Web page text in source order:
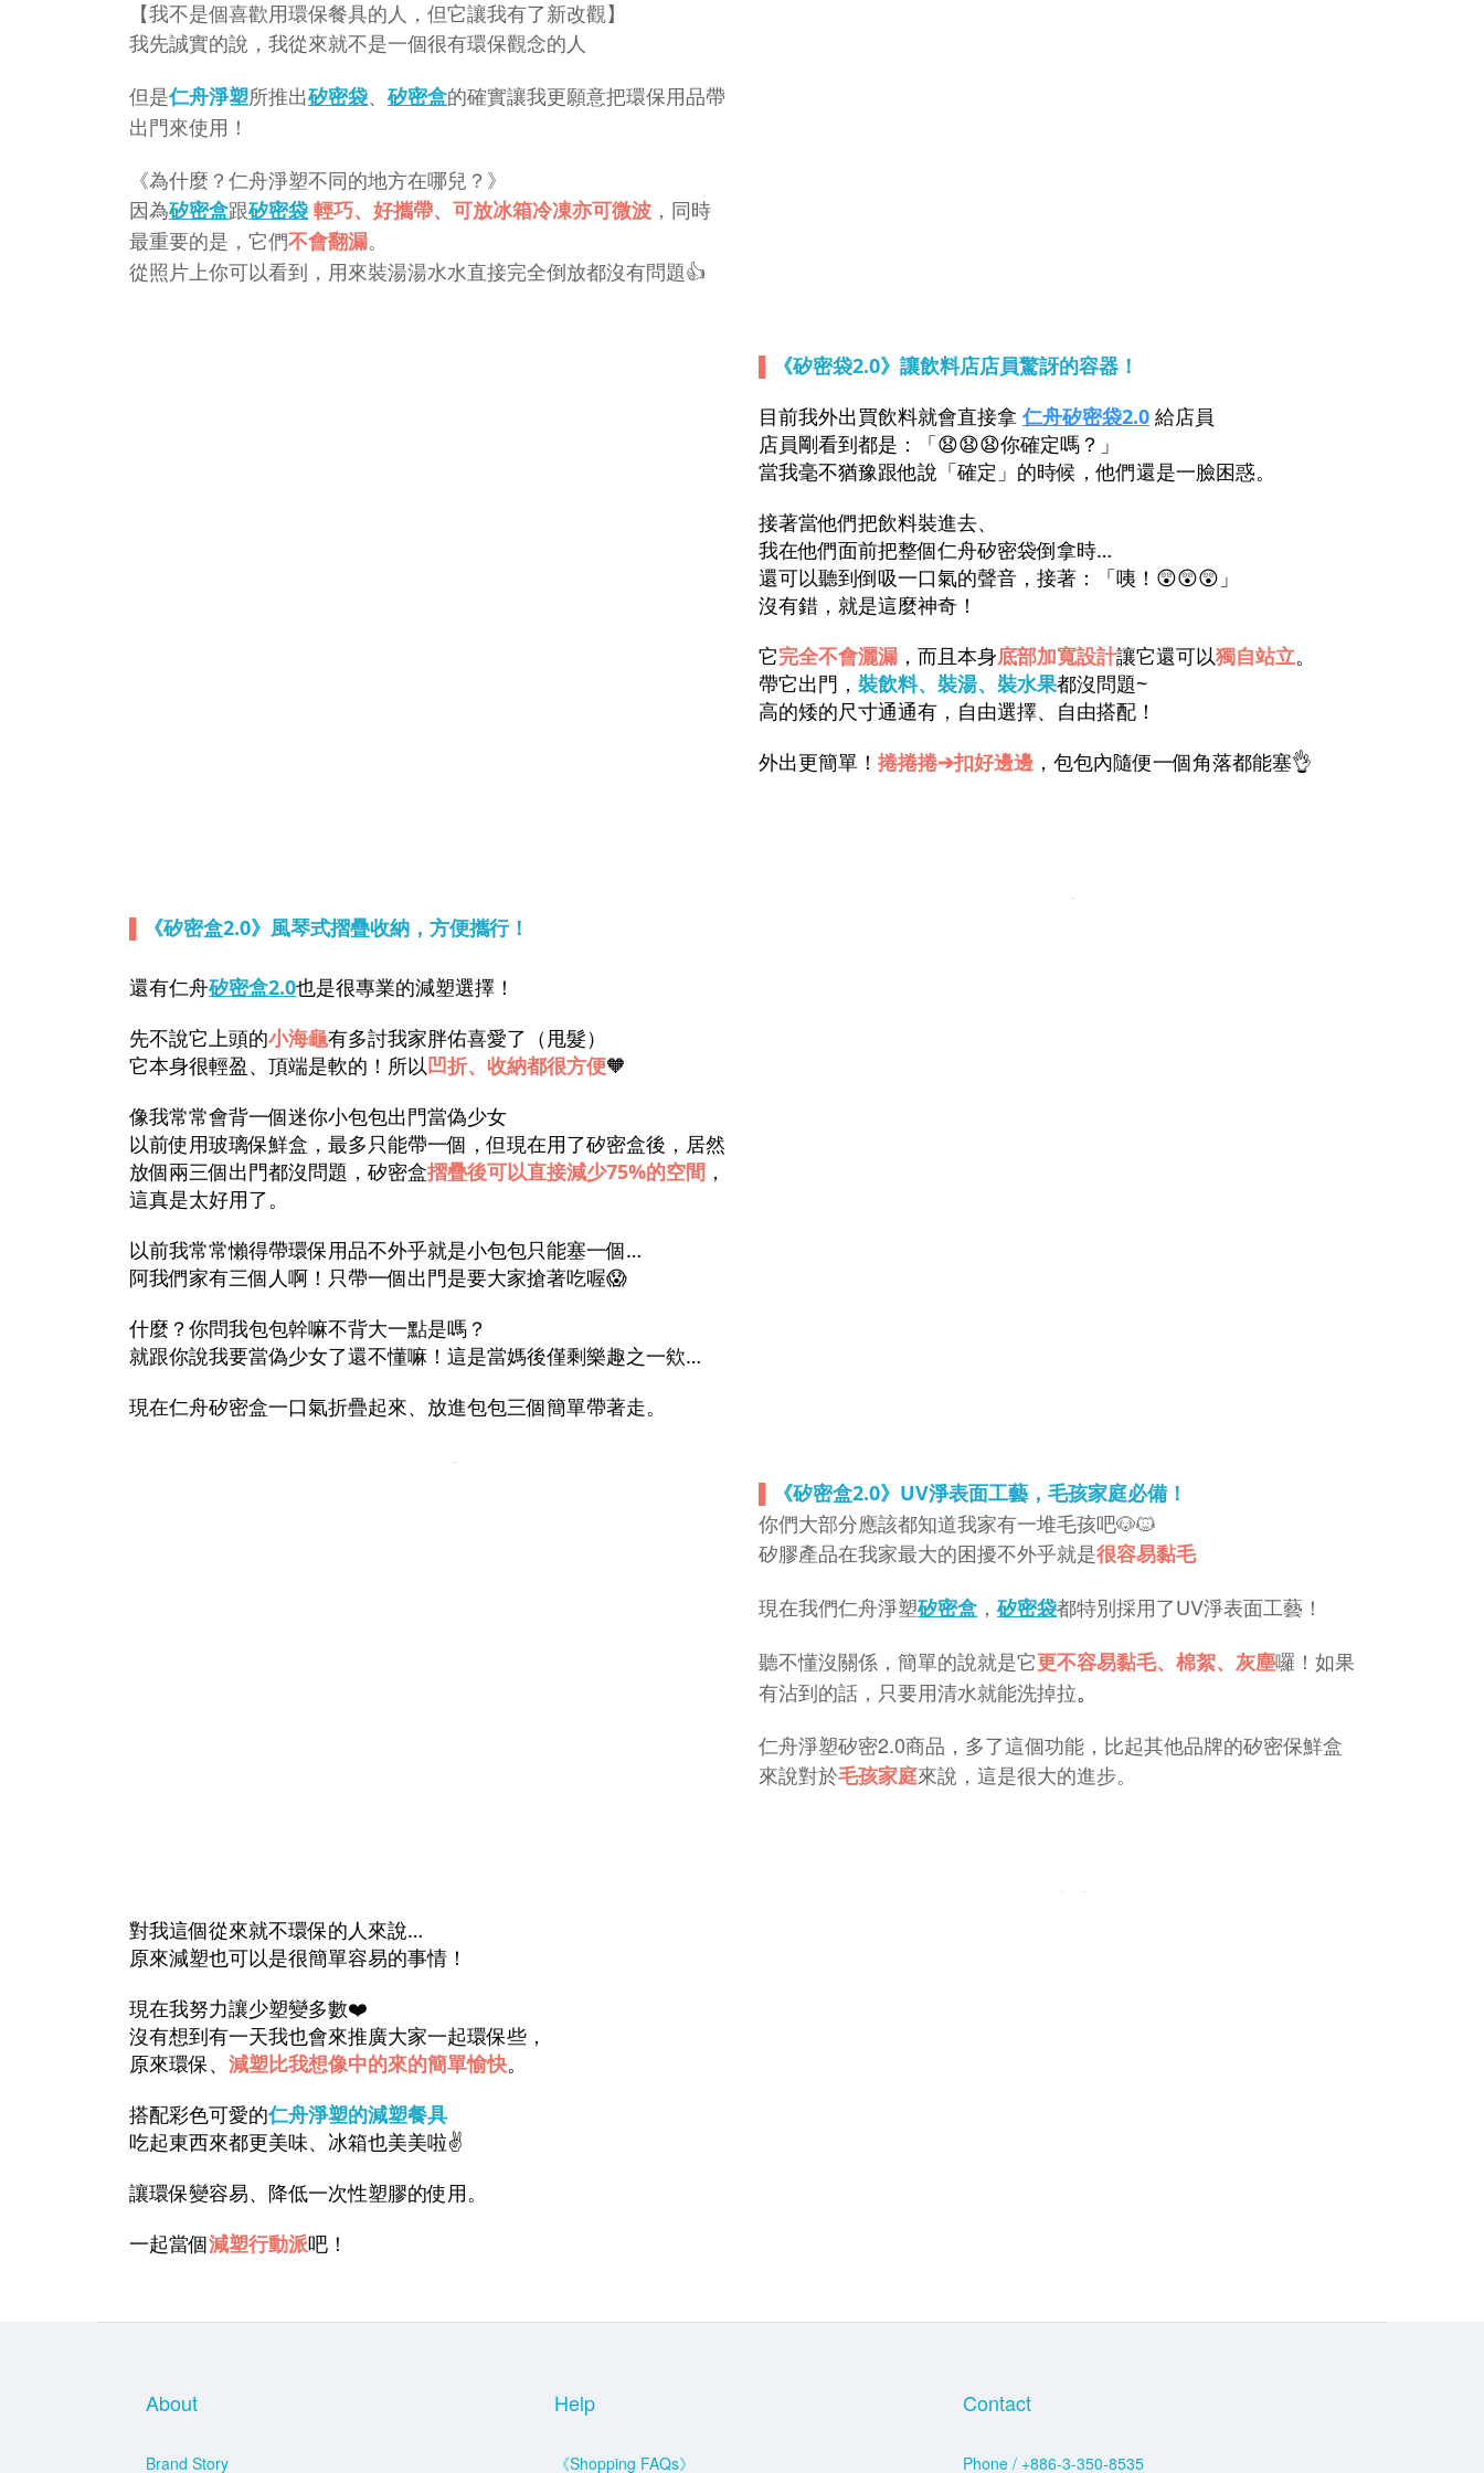
【我不是個喜歡用環保餐具的人，但它讓我有了新改觀】
我先誠實的說，我從來就不是一個很有環保觀念的人
但是仁舟淨塑所推出矽密袋、矽密盒的確實讓我更願意把環保用品帶
出門來使用！
《為什麼？仁舟淨塑不同的地方在哪兒？》
因為矽密盒跟矽密袋輕巧、好攜帶、可放冰箱冷凍亦可微波 ，同時
最重要的是，它們不會翻漏。
從照片上你可以看到，用來裝湯湯水水直接完全倒放都沒有問題👍
《矽密袋2.0》 讓飲料店店員驚訝的容器！
目前我外出買飲料就會直接拿仁舟矽密袋2.0 給店員
店員剛看到都是：「😧😧😧你確定嗎？」
當我毫不猶豫跟他說「確定」的時候，他們還是一臉困惑。
接著當他們把飲料裝進去、
我在他們面前把整個仁舟矽密袋倒拿時…
還可以聽到倒吸一口氣的聲音，接著：「咦！😲😲😲」
沒有錯，就是這麼神奇！
它完全不會灑漏 ，而且本身底部加寬設計讓它還可以獨自站立。
帶它出門， 裝飲料、裝湯、裝水果都沒問題~
高的矮的尺寸通通有，自由選擇、自由搭配！
外出更簡單！ 捲捲捲➔扣好邊邊 ，包包內隨便一個角落都能塞️👌
《矽密盒2.0》風琴式摺疊收納，方便攜行！
還有仁舟矽密盒2.0也是很專業的減塑選擇！
先不說它上頭的小海龜有多討我家胖佑喜愛了（甩髮）
它本身很輕盈、頂端是軟的！所以凹折、收納都很方便🧡
像我常常會背一個迷你小包包出門當偽少女
以前使用玻璃保鮮盒，最多只能帶一個，但現在用了矽密盒後，居然
放個兩三個出門都沒問題，矽密盒摺疊後可以直接減少75%的空間 ，
這真是太好用了。
以前我常常懶得帶環保用品不外乎就是小包包只能塞一個…
阿我們家有三個人啊！只帶一個出門是要大家搶著吃喔😱
什麼？你問我包包幹嘛不背大一點是嗎？
就跟你說我要當偽少女了還不懂嘛！這是當媽後僅剩樂趣之一欸…
現在仁舟矽密盒一口氣折疊起來、放進包包三個簡單帶著走。
《矽密盒2.0》UV淨表面工藝，毛孩家庭必備！
你們大部分應該都知道我家有一堆毛孩吧🐶🐱
矽膠產品在我家最大的困擾不外乎就是很容易黏毛
現在我們仁舟淨塑矽密盒 ，矽密袋都特別採用了UV淨表面工藝！
聽不懂沒關係，簡單的說就是它更不容易黏毛、棉絮、灰塵囉！如果
有沾到的話，只要用清水就能洗掉拉。
仁舟淨塑矽密2.0商品，多了這個功能，比起其他品牌的矽密保鮮盒
來說對於毛孩家庭來說，這是很大的進步。
對我這個從來就不環保的人來說…
原來減塑也可以是很簡單容易的事情！
現在我努力讓少塑變多數❤️
沒有想到有一天我也會來推廣大家一起環保些，
原來環保、 減塑比我想像中的來的簡單愉快。
搭配彩色可愛的仁舟淨塑的減塑餐具
吃起東西來都更美味、冰箱也美美啦✌️
讓環保變容易、降低一次性塑膠的使用。
一起當個減塑行動派吧！
About
Brand Story
Help
《Shopping FAQs》
Contact
Phone / +886-3-350-8535